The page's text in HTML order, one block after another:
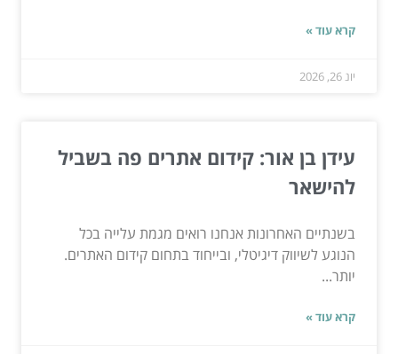
קרא עוד »
יונ 26, 2026
עידן בן אור: קידום אתרים פה בשביל
להישאר
בשנתיים האחרונות אנחנו רואים מגמת עלייה בכל
הנוגע לשיווק דיגיטלי, ובייחוד בתחום קידום האתרים.
יותר...
קרא עוד »